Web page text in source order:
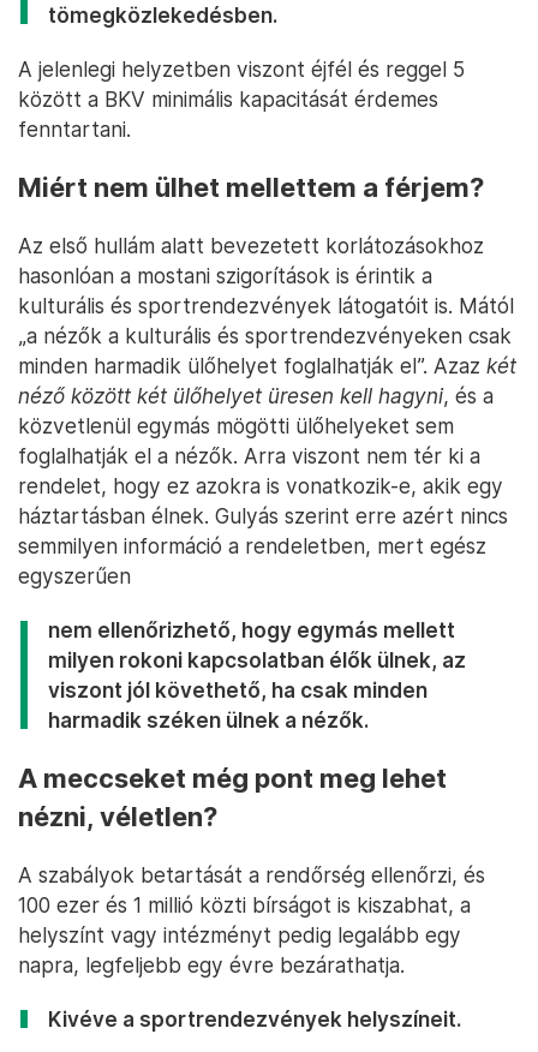
tömegközlekedésben.
A jelenlegi helyzetben viszont éjfél és reggel 5
között a BKV minimális kapacitását érdemes
fenntartani.
Miért nem ülhet mellettem a férjem?
Az első hullám alatt bevezetett korlátozásokhoz
hasonlóan a mostani szigorítások is érintik a
kulturális és sportrendezvények látogatóit is. Mától
„a nézők a kulturális és sportrendezvényeken csak
minden harmadik ülőhelyet foglalhatják el”. Azaz két
néző között két ülőhelyet üresen kell hagyni, és a
közvetlenül egymás mögötti ülőhelyeket sem
foglalhatják el a nézők. Arra viszont nem tér ki a
rendelet, hogy ez azokra is vonatkozik-e, akik egy
háztartásban élnek. Gulyás szerint erre azért nincs
semmilyen információ a rendeletben, mert egész
egyszerűen
nem ellenőrizhető, hogy egymás mellett
milyen rokoni kapcsolatban élők ülnek, az
viszont jól követhető, ha csak minden
harmadik széken ülnek a nézők.
A meccseket még pont meg lehet
nézni, véletlen?
A szabályok betartását a rendőrség ellenőrzi, és
100 ezer és 1 millió közti bírságot is kiszabhat, a
helyszínt vagy intézményt pedig legalább egy
napra, legfeljebb egy évre bezárathatja.
Kivéve a sportrendezvények helyszíneit.